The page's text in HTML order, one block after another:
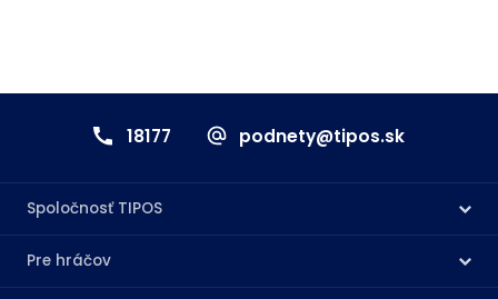
18177 podnety@tipos.sk
Spoločnosť TIPOS
Pre hráčov